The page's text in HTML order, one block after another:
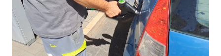
Caro carburanti, la Cgia di Mestre: “Nel 2026
rincari soprattutto al Sud”